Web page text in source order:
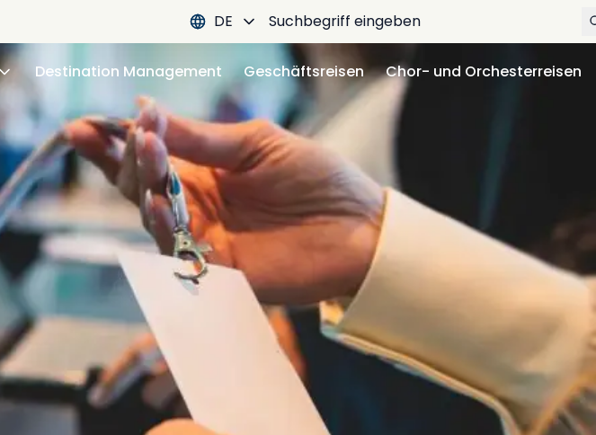
DE
Destination Management Geschäftsreisen Chor- und Orchesterreisen